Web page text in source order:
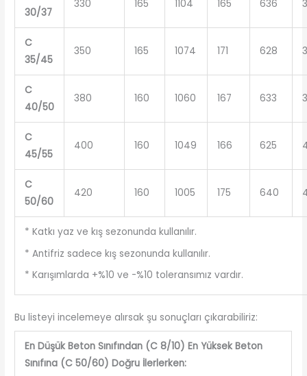
30/37
330 165 1104 165 636
C
35/45
350 165 1074 171 628
C
40/50
380 160 1060 167 633
C
45/55
400 160 1049 166 625
C
50/60
420 160 1005 175 640
* Katkı yaz ve kış sezonunda kullanılır.
* Antifriz sadece kış sezonunda kullanılır.
* Karışımlarda +%10 ve -%10 toleransımız vardır.
Bu listeyi incelemeye alırsak şu sonuçları çıkarabiliriz:
En Düşük Beton Sınıfından (C 8/10) En Yüksek Beton
Sınıfına (C 50/60) Doğru İlerlerken: